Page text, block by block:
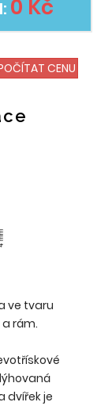
0 Kč
CENU
ve tvaru
rám.
dvířek je